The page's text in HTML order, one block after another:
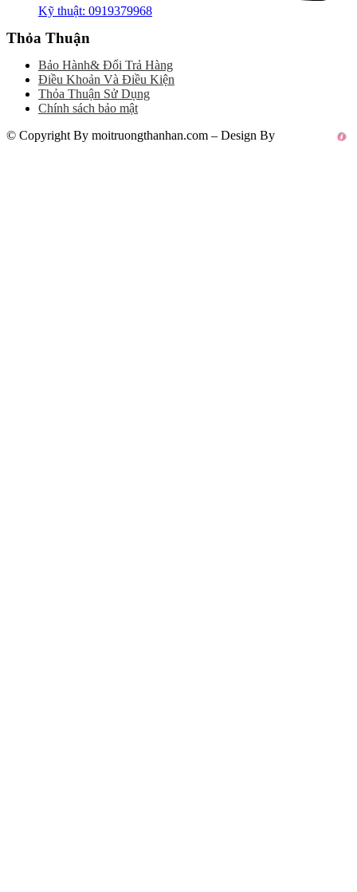
Kỹ thuật: 0919379968
Thỏa Thuận
Bảo Hành& Đổi Trả Hàng
Điều Khoản Và Điều Kiện
Thỏa Thuận Sử Dụng
Chính sách bảo mật
© Copyright By moitruongthanhan.com – Design By